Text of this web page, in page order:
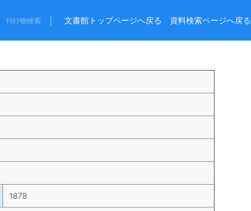
刊行物検索 文書館トップページへ戻る 資料検索ページへ戻る
1878